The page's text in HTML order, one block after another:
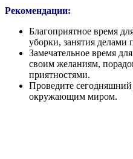
Рекомендации:
Благоприятное время
уборки, занятия делами
Замечательное время
своим желаниям,
приятностями.
Проведите
окружающим миром.